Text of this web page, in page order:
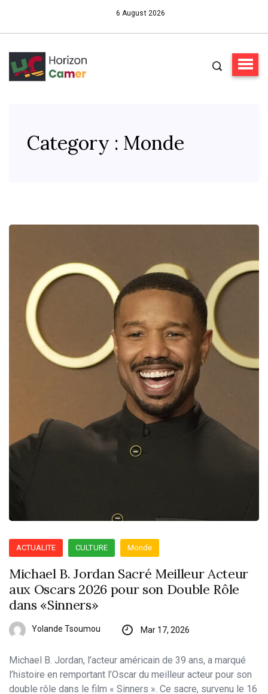
6 August 2026
Category : Monde
ACTUALITE CULTURE Monde
Michael B. Jordan Sacré Meilleur Acteur
aux Oscars 2026 pour son Double Rôle
dans «Sinners»
Yolande Tsoumou Mar 17, 2026
Michael B. Jordan, l’acteur américain de 39 ans, a marqué
l’histoire en remportant l’Oscar du meilleur acteur pour son
double rôle dans le film « Sinners ». Ce sacre, survenu le 16